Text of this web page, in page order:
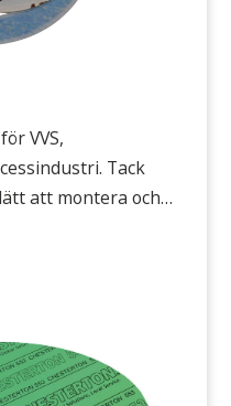
VVS,
Tack
att montera och
bra efter
för Lågtrycksånga,